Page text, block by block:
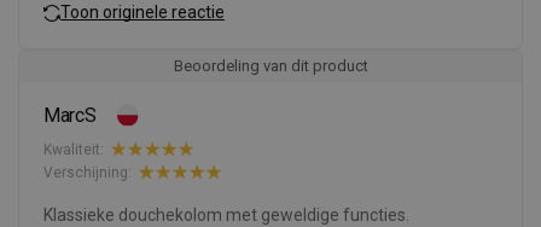
Toon originele reactie
Beoordeling van dit product
MarcS
Kwaliteit:
Verschijning:
Klassieke douchekolom met geweldige functies.